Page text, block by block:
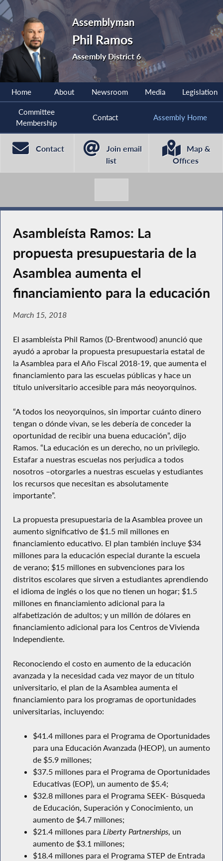
Assemblyman
Phil Ramos
Assembly District 6
Home About Newsroom Media Legislation
Committee
Membership
Contact Assembly Home
Contact
Join email
list
Map &
Offices
Asambleísta Ramos: La
propuesta presupuestaria de la
Asamblea aumenta el
financiamiento para la educación
March 15, 2018
El asambleísta Phil Ramos (D-Brentwood) anunció que
ayudó a aprobar la propuesta presupuestaria estatal de
la Asamblea para el Año Fiscal 2018-19, que aumenta el
financiamiento para las escuelas públicas y hace un
título universitario accesible para más neoyorquinos.
“A todos los neoyorquinos, sin importar cuánto dinero
tengan o dónde vivan, se les debería de conceder la
oportunidad de recibir una buena educación”, dijo
Ramos. “La educación es un derecho, no un privilegio.
Estafar a nuestras escuelas nos perjudica a todos
nosotros –otorgarles a nuestras escuelas y estudiantes
los recursos que necesitan es absolutamente
importante”.
La propuesta presupuestaria de la Asamblea provee un
aumento significativo de $1.5 mil millones en
financiamiento educativo. El plan también incluye $34
millones para la educación especial durante la escuela
de verano; $15 millones en subvenciones para los
distritos escolares que sirven a estudiantes aprendiendo
el idioma de inglés o los que no tienen un hogar; $1.5
millones en financiamiento adicional para la
alfabetización de adultos; y un millón de dólares en
financiamiento adicional para los Centros de Vivienda
Independiente.
Reconociendo el costo en aumento de la educación
avanzada y la necesidad cada vez mayor de un título
universitario, el plan de la Asamblea aumenta el
financiamiento para los programas de oportunidades
universitarias, incluyendo:
$41.4 millones para el Programa de Oportunidades
para una Educación Avanzada (HEOP), un aumento
de $5.9 millones;
$37.5 millones para el Programa de Oportunidades
Educativas (EOP), un aumento de $5.4;
$32.8 millones para el Programa SEEK- Búsqueda
de Educación, Superación y Conocimiento, un
aumento de $4.7 millones;
$21.4 millones para Liberty Partnerships, un
aumento de $3.1 millones;
$18.4 millones para el Programa STEP de Entrada